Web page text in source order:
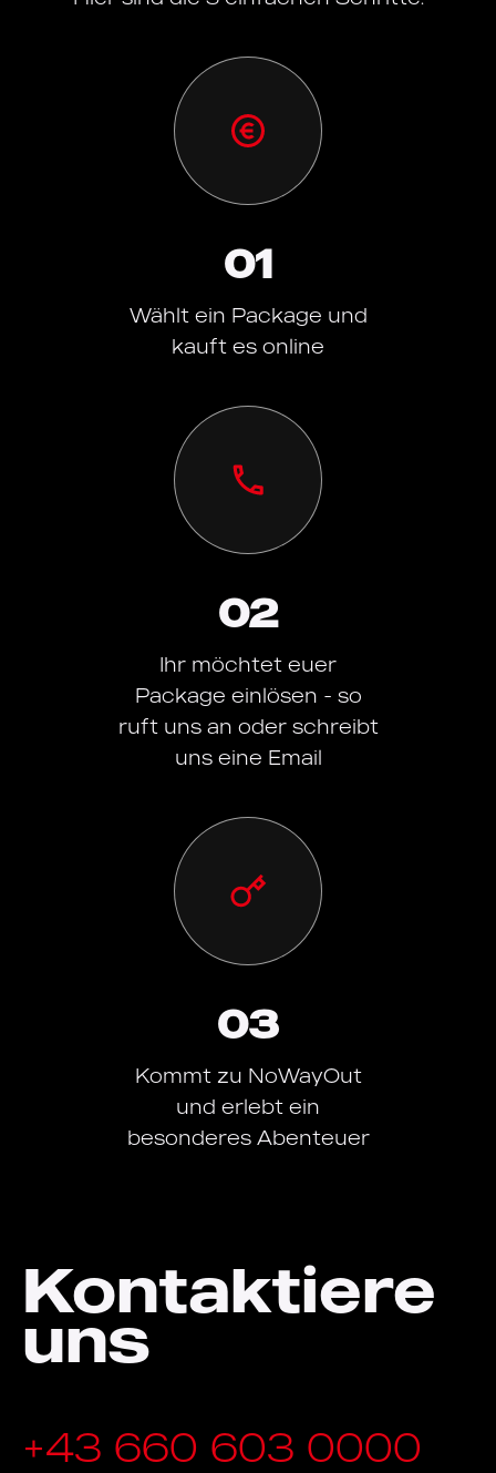
01
Wählt ein Package und
kauft es online
02
Ihr möchtet euer
Package einlösen - so
ruft uns an oder schreibt
uns eine Email
03
Kommt zu NoWayOut
und erlebt ein
besonderes Abenteuer
Kontaktiere
uns
+43 660 603 0000